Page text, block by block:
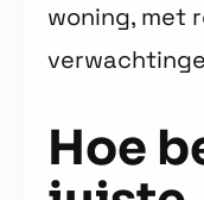
woning, met
Hoe